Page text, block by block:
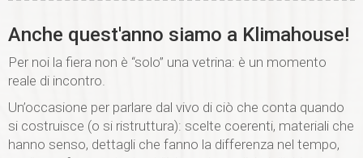
Anche quest'anno siamo a Klimahouse!
Per noi la fiera non è “solo” una vetrina: è un momento
reale di incontro.
Un’occasione per parlare dal vivo di ciò che conta quando
si costruisce (o si ristruttura): scelte coerenti, materiali che
hanno senso, dettagli che fanno la differenza nel tempo,
functionality
structure,
how the
Funzionali